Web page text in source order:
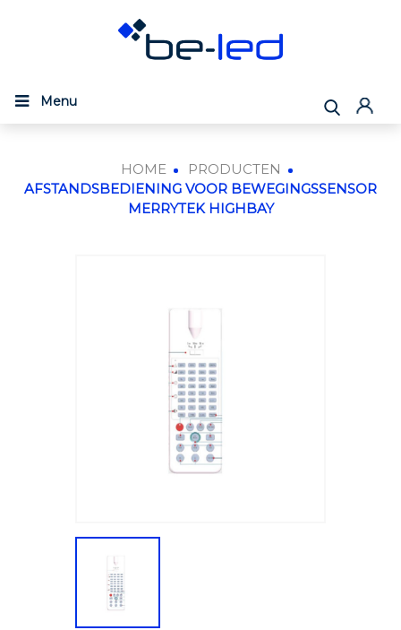
Menu
HOME
PRODUCTEN
AFSTANDSBEDIENING VOOR BEWEGINGSSENSOR
MERRYTEK HIGHBAY